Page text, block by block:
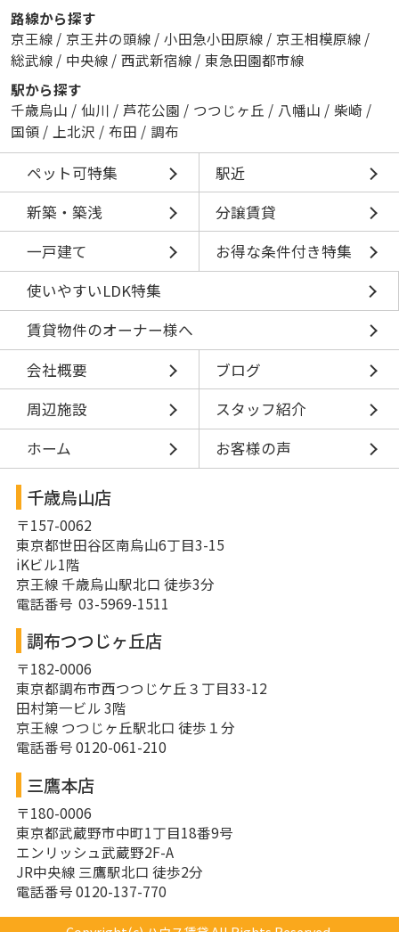
路線から探す
京王線 / 京王井の頭線 / 小田急小田原線 / 京王相模原線 /
総武線 / 中央線 / 西武新宿線 / 東急田園都市線
駅から探す
千歳烏山 / 仙川 / 芦花公園 / つつじヶ丘 / 八幡山 / 柴崎 /
国領 / 上北沢 / 布田 / 調布
ペット可特集
駅近
新築・築浅
分譲賃貸
一戸建て
お得な条件付き特集
使いやすいLDK特集
賃貸物件のオーナー様へ
会社概要
ブログ
周辺施設
スタッフ紹介
ホーム
お客様の声
千歳烏山店
〒157-0062
東京都世田谷区南烏山6丁目3-15
iKビル1階
京王線 千歳烏山駅北口 徒歩3分
電話番号 03-5969-1511
調布つつじヶ丘店
〒182-0006
東京都調布市西つつじケ丘３丁目33-12
田村第一ビル 3階
京王線 つつじヶ丘駅北口 徒歩１分
電話番号 0120-061-210
三鷹本店
〒180-0006
東京都武蔵野市中町1丁目18番9号
エンリッシュ武蔵野2F-A
JR中央線 三鷹駅北口 徒歩2分
電話番号 0120-137-770